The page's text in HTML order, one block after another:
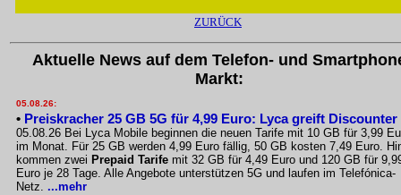
ZURÜCK
Aktuelle News auf dem Telefon- und
Markt:
05.08.26:
• Preiskracher 25 GB 5G für 4,99 Euro: Lyca greift Discounter
05.08.26 Bei Lyca Mobile beginnen die neuen Tarife mit 10 GB für 3,99
im Monat. Für 25 GB werden 4,99 Euro fällig, 50 GB kosten 7,49 Euro.
kommen zwei Prepaid Tarife mit 32 GB für 4,49 Euro und 120 GB für
Euro je 28 Tage. Alle Angebote unterstützen 5G und laufen im Telefónica-
Netz. ...mehr